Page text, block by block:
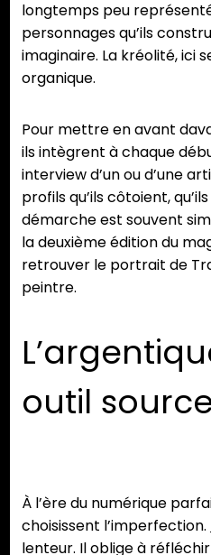
longtemps peu
personnages qu’ils
imaginaire. La kréolité, ici
organique.
Pour mettre en avant
ils intègrent à chaque
interview d’un ou d’une
profils qu’ils côtoient,
démarche est souvent
la deuxième édition du
retrouver le portrait de
peintre.
outil
À l’ère du numérique
choisissent l’imperfection.
lenteur. Il oblige à